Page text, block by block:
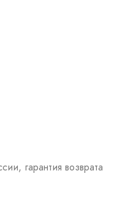
гарантия возврата